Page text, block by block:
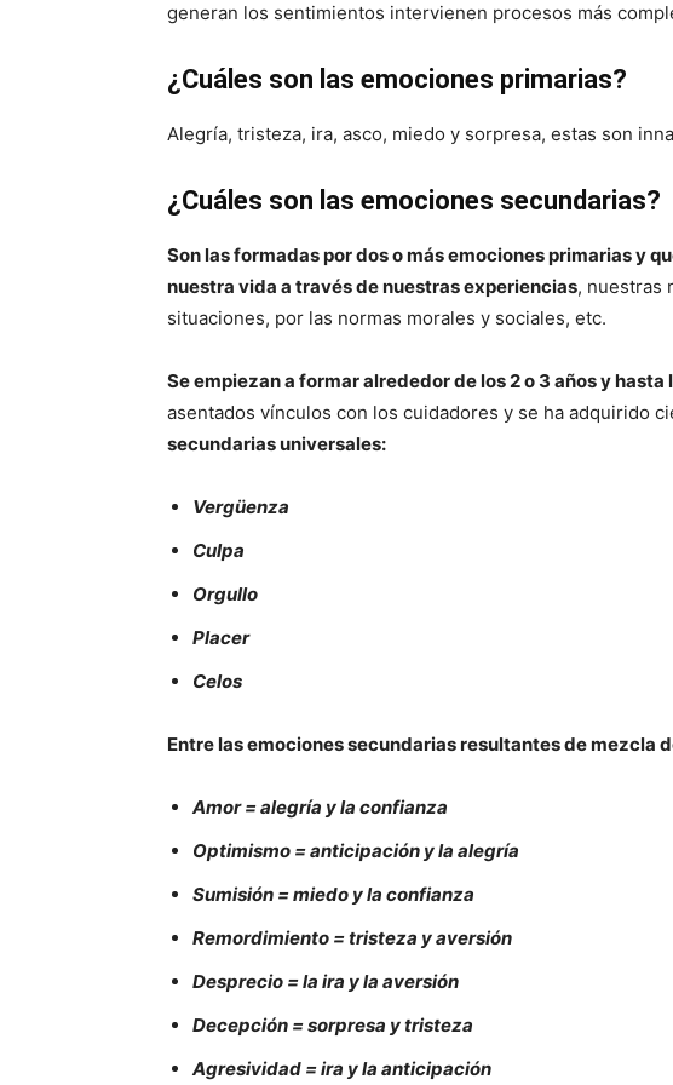
generan los sentimientos intervienen procesos más
¿Cuáles son las emociones primarias?
Alegría, tristeza, ira, asco, miedo y sorpresa, estas son
¿Cuáles son las emociones secundarias?
Son las formadas por dos o más emociones primarias y
nuestra vida a través de nuestras experiencias, nuestras
situaciones, por las normas morales y sociales, etc.
Se empiezan a formar alrededor de los 2 o 3 años y hasta
asentados vínculos con los cuidadores y se ha adquirido
secundarias universales:
Vergüenza
Culpa
Orgullo
Placer
Celos
Entre las emociones secundarias resultantes de mezcla
Amor = alegría y la confianza
Optimismo = anticipación y la alegría
Sumisión = miedo y la confianza
Remordimiento = tristeza y aversión
Desprecio = la ira y la aversión
Decepción = sorpresa y tristeza
Agresividad = ira y la anticipación